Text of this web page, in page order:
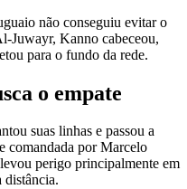
não conseguiu evitar o
Juwayr, Kanno cabeceou,
para o fundo da rede.
o empate
suas linhas e passou a
comandada por Marcelo
perigo principalmente em
distância.